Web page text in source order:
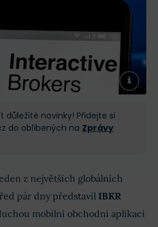
důležité novinky! Přidejte si
do oblíbených na Zprávy
z největších globálních
pár dny představil IBKR
mobilní obchodní aplikaci